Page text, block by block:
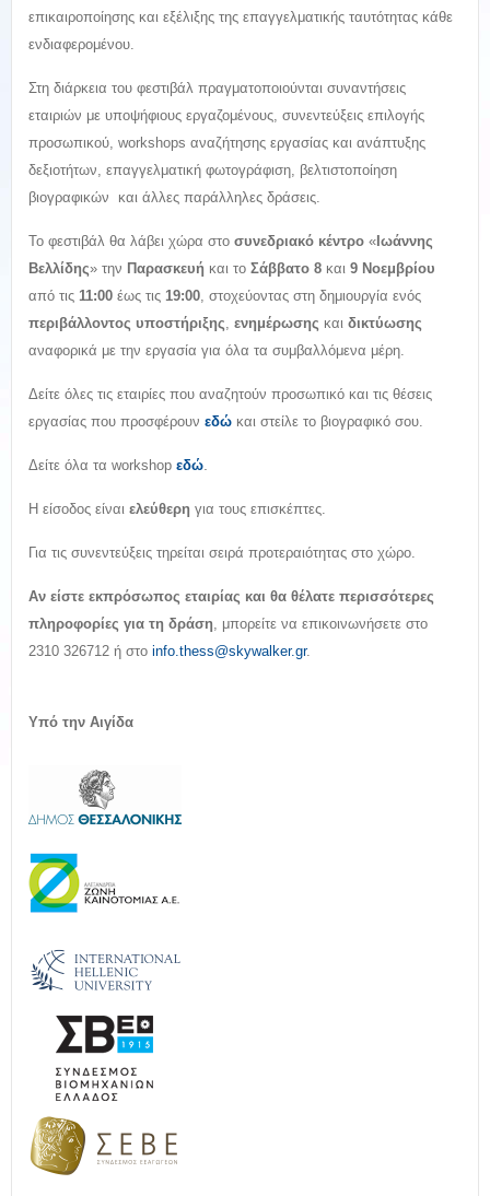
επικαιροποίησης και εξέλιξης της επαγγελματικής ταυτότητας κάθε
ενδιαφερομένου.
Στη διάρκεια του φεστιβάλ πραγματοποιούνται συναντήσεις
εταιριών με υποψήφιους εργαζομένους, συνεντεύξεις επιλογής
προσωπικού, workshops αναζήτησης εργασίας και ανάπτυξης
δεξιοτήτων, επαγγελματική φωτογράφιση, βελτιστοποίηση
βιογραφικών και άλλες παράλληλες δράσεις.
Το φεστιβάλ θα λάβει χώρα στο συνεδριακό κέντρο « Ιωάννης
Βελλίδης» την Παρασκευή και το Σάββατο 8 και 9 Νοεμβρίου
από τις 11:00 έως τις 19:00, στοχεύοντας στη δημιουργία ενός
περιβάλλοντος υποστήριξης, ενημέρωσης και δικτύωσης
αναφορικά με την εργασία για όλα τα συμβαλλόμενα μέρη.
Δείτε όλες τις εταιρίες που αναζητούν προσωπικό και τις θέσεις
εργασίας που προσφέρουν εδώ και στείλε το βιογραφικό σου.
Δείτε όλα τα workshop εδώ.
Η είσοδος είναι ελεύθερη για τους επισκέπτες.
Για τις συνεντεύξεις τηρείται σειρά προτεραιότητας στο χώρο.
Αν είστε εκπρόσωπος εταιρίας και θα θέλατε περισσότερες
πληροφορίες για τη δράση, μπορείτε να επικοινωνήσετε στο
2310 326712 ή στο info.thess@skywalker.gr.
Υπό την Αιγίδα